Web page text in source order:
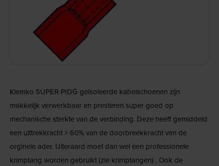
Klemko SUPER PIDG geïsoleerde kabelschoenen zijn
makkelijk verwerkbaar en presteren super goed op
mechanische sterkte van de verbinding. Deze heeft gemiddeld
een uittrekkracht > 60% van de doorbreekkracht van de
orginele ader. Uiteraard moet dan wel een professionele
krimptang worden gebruikt (zie krimptangen) . Ook de